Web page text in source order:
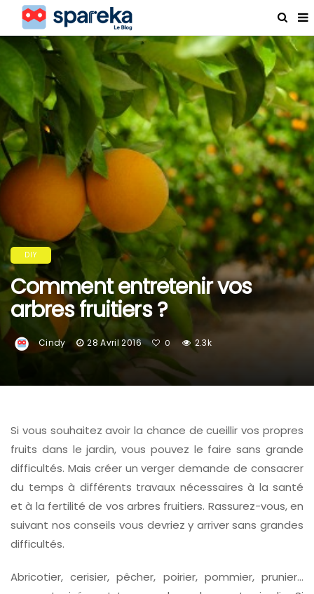
DIY
Comment entretenir vos
arbres fruitiers ?
Cindy 28 Avril 2016 0 2.3k
Si vous souhaitez avoir la chance de cueillir vos propres
fruits dans le jardin, vous pouvez le faire sans grande
difficultés. Mais créer un verger demande de consacrer
du temps à différents travaux nécessaires à la santé
et à la fertilité de vos arbres fruitiers. Rassurez-vous, en
suivant nos conseils vous devriez y arriver sans grandes
difficultés.
Abricotier, cerisier, pêcher, poirier, pommier, prunier…